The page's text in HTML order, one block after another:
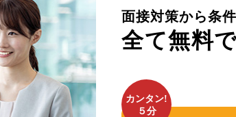
面接対策から条
全て無料
カンタン!
５分